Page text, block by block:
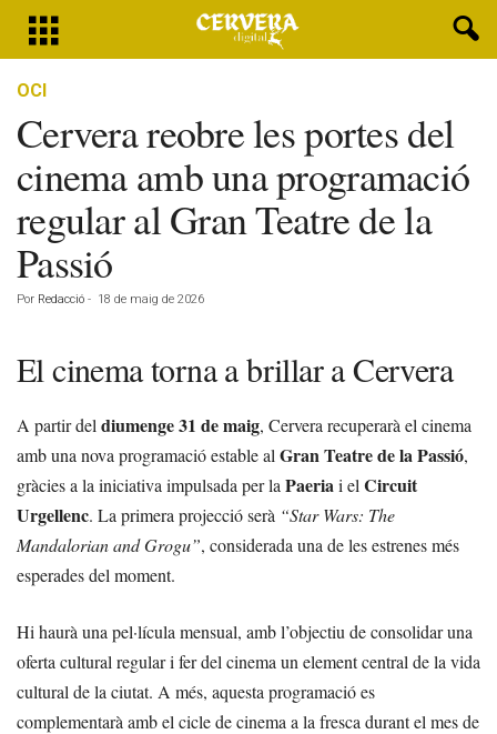
OCI
Cervera reobre les portes del
cinema amb una programació
regular al Gran Teatre de la
Passió
Por Redacció - 18 de maig de 2026
El cinema torna a brillar a Cervera
A partir del diumenge 31 de maig, Cervera recuperarà el cinema
amb una nova programació estable al Gran Teatre de la Passió,
gràcies a la iniciativa impulsada per la Paeriai el Circuit
Urgellenc. La primera projecció serà “Star Wars: The
Mandalorian and Grogu”, considerada una de les estrenes més
esperades del moment.
Hi haurà una pel·lícula mensual, amb l’objectiu de consolidar una
oferta cultural regular i fer del cinema un element central de la vida
cultural de la ciutat. A més, aquesta programació es
complementarà amb el cicle de cinema a la fresca durant el mes de